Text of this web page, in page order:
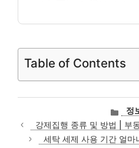
Table of Contents
카
테
고
리
정
강제집행 종류 및 방법 | 부
세탁 세제 사용 기간 얼